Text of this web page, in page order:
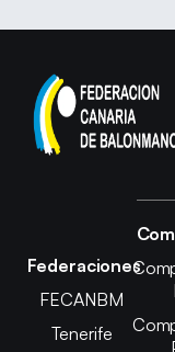
Federaciones
FECANBM
Tenerife